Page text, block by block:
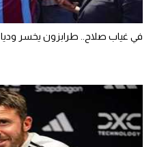
في غياب صلاح.. طرابزون يخسر وديا